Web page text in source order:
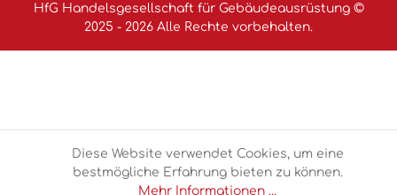
HfG Handelsgesellschaft für Gebäudeausrüstung ©
2025 - 2026 Alle Rechte vorbehalten.
Diese Website verwendet Cookies, um eine
bestmögliche Erfahrung bieten zu können.
Mehr Informationen ...